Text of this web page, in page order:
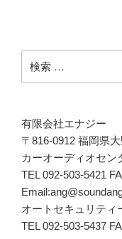
索:
有限会社エナジー
〒816-0912 福岡県
カーオーディオセ
TEL 092-503-5421
オートセキュリティ
TEL 092-503-5437